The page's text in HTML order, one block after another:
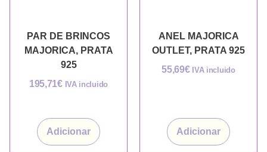
PAR DE BRINCOS
MAJORICA, PRATA
925
195,71€ IVA incluido
Adicionar
ANEL MAJORICA
OUTLET, PRATA 925
55,69€ IVA incluido
Adicionar